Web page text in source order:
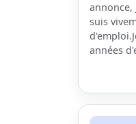
annonce,
suis
années